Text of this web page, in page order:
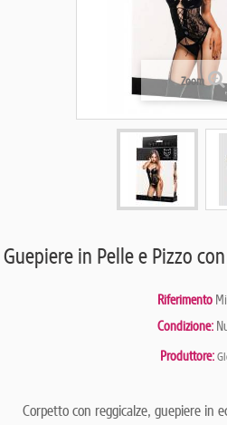
Zoom
Guepiere in Pelle e Pizzo
Riferimento
Condizione:
Produttore:
Corpetto con reggicalze, guepiere in